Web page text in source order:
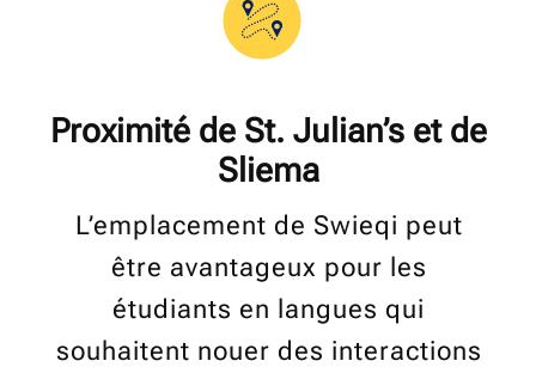
Proximité de St. Julian’s et de
Sliema
L’emplacement de Swieqi peut
être avantageux pour les
étudiants en langues qui
souhaitent nouer des interactions